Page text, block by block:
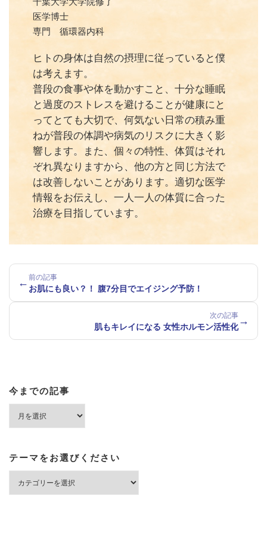
医学博士
専門 循環器内科
ヒトの身体は自然の摂理に従っていると僕
は考えます。
普段の食事や体を動かすこと、十分な睡眠
と過度のストレスを避けることが健康にと
ってとても大切で、何気ない日常の積み重
ねが普段の体調や病気のリスクに大きく影
響します。また、個々の特性、体質はそれ
ぞれ異なりますから、他の方と同じ方法で
は改善しないことがあります。適切な医学
情報をお伝えし、一人一人の体質に合った
治療を目指しています。
← 前の記事
お肌にも良い？！ 腹7分目でエイジング予防！
次の記事
肌もキレイになる 女性ホルモン活性化→
今までの記事
記
テーマをお選びください